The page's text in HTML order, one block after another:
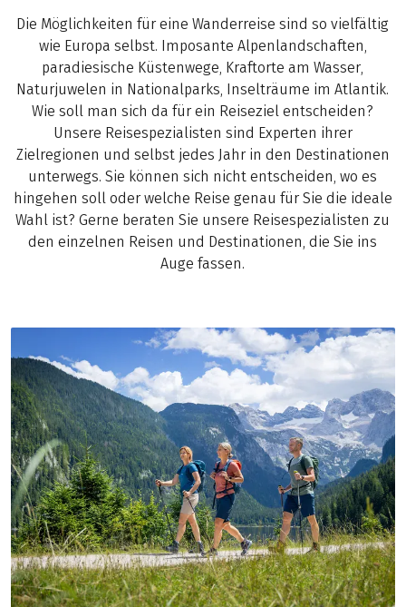
Die Möglichkeiten für eine Wanderreise sind so vielfältig
wie Europa selbst. Imposante Alpenlandschaften,
paradiesische Küstenwege, Kraftorte am Wasser,
Naturjuwelen in Nationalparks, Inselträume im Atlantik.
Wie soll man sich da für ein Reiseziel entscheiden?
Unsere Reisespezialisten sind Experten ihrer
Zielregionen und selbst jedes Jahr in den Destinationen
unterwegs. Sie können sich nicht entscheiden, wo es
hingehen soll oder welche Reise genau für Sie die ideale
Wahl ist? Gerne beraten Sie unsere Reisespezialisten zu
den einzelnen Reisen und Destinationen, die Sie ins
Auge fassen.